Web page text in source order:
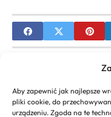
Aby zapewnić jak najlepsze
pliki cookie, do
urządzeniu. Zgoda na te
Krem z
Wybór